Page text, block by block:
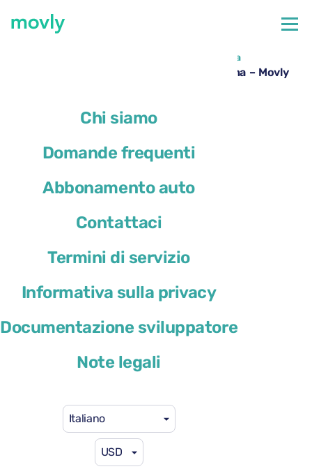
Chi siamo
Domande frequenti
Abbonamento auto
Contattaci
Termini di servizio
Informativa sulla privacy
Documentazione sviluppatore
Note legali
Italiano
USD
Tutte le auto disponibili all'aeroporto di Lisbona
Noleggio Opel Mokka all’aeroporto di Lisbona – Movly
o simile
al giorno